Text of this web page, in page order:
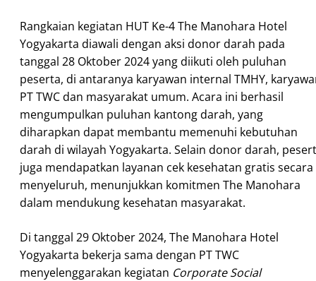
Rangkaian kegiatan HUT Ke-4 The Manohara Hotel
Yogyakarta diawali dengan aksi donor darah pada
tanggal 28 Oktober 2024 yang diikuti oleh puluhan
peserta, di antaranya karyawan internal TMHY,
PT TWC dan masyarakat umum. Acara ini berhasil
mengumpulkan puluhan kantong darah, yang
diharapkan dapat membantu memenuhi kebutuhan
darah di wilayah Yogyakarta. Selain donor darah,
juga mendapatkan layanan cek kesehatan gratis secara
menyeluruh, menunjukkan komitmen The Manohara
dalam mendukung kesehatan masyarakat.
Di tanggal 29 Oktober 2024, The Manohara Hotel
Yogyakarta bekerja sama dengan PT TWC
menyelenggarakan kegiatan Corporate Social